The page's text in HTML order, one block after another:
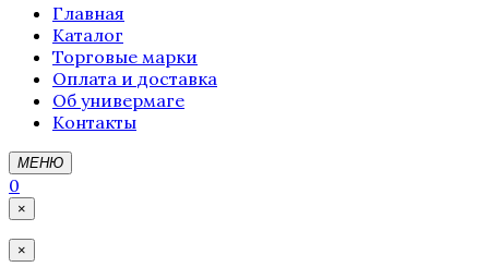
Главная
Каталог
Торговые марки
Оплата и доставка
Об универмаге
Контакты
МЕНЮ
0
×
×